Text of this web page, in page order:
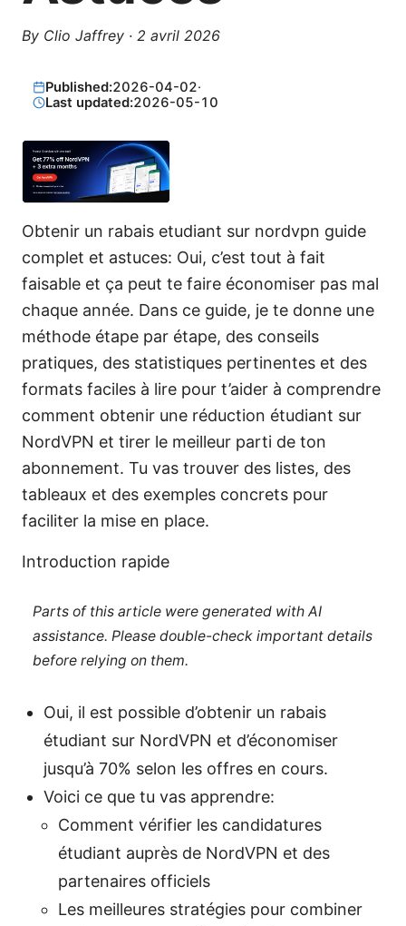
By Clio Jaffrey · 2 avril 2026
Published:2026-04-02·
Last updated:2026-05-10
Obtenir un rabais etudiant sur nordvpn guide
complet et astuces: Oui, c’est tout à fait
faisable et ça peut te faire économiser pas mal
chaque année. Dans ce guide, je te donne une
méthode étape par étape, des conseils
pratiques, des statistiques pertinentes et des
formats faciles à lire pour t’aider à comprendre
comment obtenir une réduction étudiant sur
NordVPN et tirer le meilleur parti de ton
abonnement. Tu vas trouver des listes, des
tableaux et des exemples concrets pour
faciliter la mise en place.
Introduction rapide
Parts of this article were generated with AI
assistance. Please double-check important details
before relying on them.
Oui, il est possible d’obtenir un rabais
étudiant sur NordVPN et d’économiser
jusqu’à 70% selon les offres en cours.
Voici ce que tu vas apprendre:
Comment vérifier les candidatures
étudiant auprès de NordVPN et des
partenaires officiels
Les meilleures stratégies pour combiner